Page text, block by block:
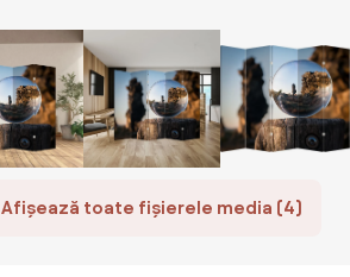
Afișează toate fișierele media (4)